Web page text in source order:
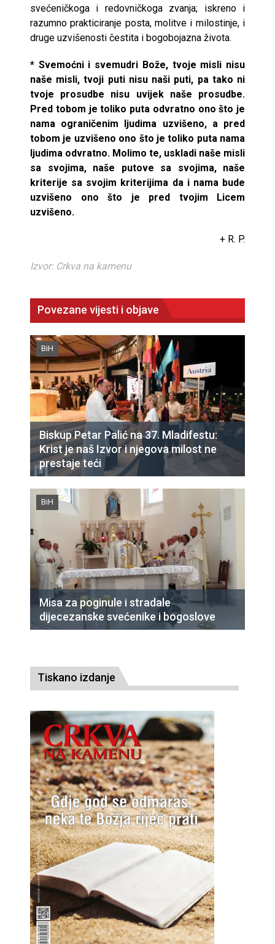
svećeničkoga i redovničkoga zvanja; iskreno i
razumno prakticiranje posta, molitve i milostinje, i
druge uzvišenosti čestita i bogobojazna života.
* Svemoćni i svemudri Bože, tvoje misli nisu
naše misli, tvoji puti nisu naši puti, pa tako ni
tvoje prosudbe nisu uvijek naše prosudbe.
Pred tobom je toliko puta odvratno ono što je
nama ograničenim ljudima uzvišeno, a pred
tobom je uzvišeno ono što je toliko puta nama
ljudima odvratno. Molimo te, uskladi naše misli
sa svojima, naše putove sa svojima, naše
kriterije sa svojim kriterijima da i nama bude
uzvišeno ono što je pred tvojim Licem
uzvišeno.
+ R. P.
Izvor: Crkva na kamenu
Povezane vijesti i objave
BiH
Biskup Petar Palić na 37. Mladifestu:
Krist je naš Izvor i njegova milost ne
prestaje teći
BiH
Misa za poginule i stradale
dijecezanske svećenike i bogoslove
Tiskano izdanje